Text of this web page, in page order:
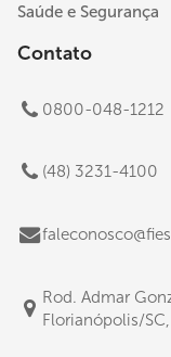
Saúde e Segurança
Contato
0800-048-1212
(48) 3231-4100
Rod. Admar
Florianópolis/